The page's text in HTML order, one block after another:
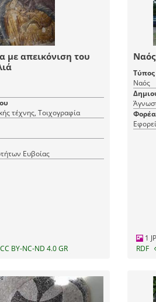
με απεικόνιση του
τέχνης, Τοιχογραφία
Ευβοίας
CC BY-NC-ND 4.0 GR
Τύπος
Ναός
1
RDF